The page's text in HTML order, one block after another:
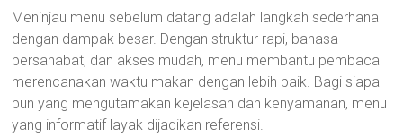
Meninjau menu sebelum datang adalah langkah sederhana
dengan dampak besar. Dengan struktur rapi, bahasa
bersahabat, dan akses mudah, menu membantu pembaca
merencanakan waktu makan dengan lebih baik. Bagi siapa
pun yang mengutamakan kejelasan dan kenyamanan, menu
yang informatif layak dijadikan referensi.